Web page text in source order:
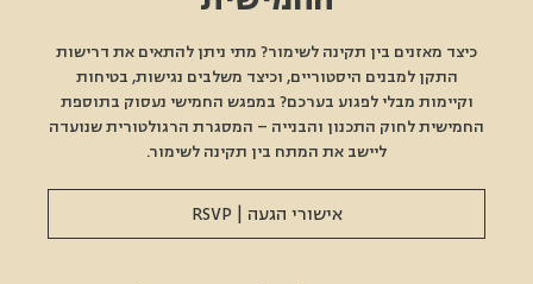
כיצד מאזנים בין תקינה לשימור? מתי ניתן להתאים את דרישות
התקן למבנים היסטוריים, וכיצד משלבים נגישות, בטיחות
וקיימות מבלי לפגוע בערכם? במפגש החמישי נעסוק בתוספת
החמישית לחוק התכנון והבנייה – המסגרת הרגולטורית שנועדה
ליישב את המתח בין תקינה לשימור.
אישורי הגעה | RSVP